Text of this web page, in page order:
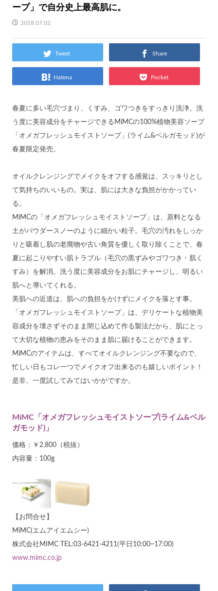
ープ」で自分史上最高肌に。
2018.07.02
Tweet Share
Hatena Pocket
春夏に多い毛穴づまり、くすみ、ゴワつきをすっきり洗浄。洗
う度に美容成分をチャージできるMiMCの100%植物美容ソープ
「オメガフレッシュモイストソープ」(ライム&ベルガモッド)が
春夏限定発売。
オイルクレンジングでメイクをオフする感覚は、スッキリとし
て気持ちのいいもの。実は、肌には大きな負担がかかってい
る。
MiMCの「オメガフレッシュモイストソープ」は、原料となる
土がパウダースノーのように細かい粒子。毛穴の汚れをしっか
りと吸着し肌の老廃物や古い角質を優しく取り除くことで、春
夏に起こりやすい肌トラブル（毛穴の黒ずみやゴワつき・肌く
すみ）を解消。洗う度に美容成分をお肌にチャージし、明るい
肌へと導いてくれる。
美肌への近道は、肌への負担をかけずにメイクを落とす事。
「オメガフレッシュモイストソープ」は、デリケートな植物美
容成分を壊さずそのまま閉じ込めて作る製法だから、肌にとっ
て大切な植物の恵みをそのまま肌に届けることができます。
MiMCのアイテムは、すべてオイルクレンジング不要なので、
忙しい日もコレ一つでメイクオフ出来るのも嬉しいポイント！
是非、一度試してみてはいかがですか。
MiMC「オメガフレッシュモイストソープ(ライム&ベル
ガモッド)」
価格：￥2.800（税抜）
内容量：100g
【お問合せ】
MiMC(エムアイエムシー)
株式会社MIMC TEL:03-6421-4211(平日10:00~17:00)
www.mimc.co.jp